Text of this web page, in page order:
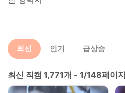
최신 인기 급상승
최신 직캠 1,771개 - 1/148페이지